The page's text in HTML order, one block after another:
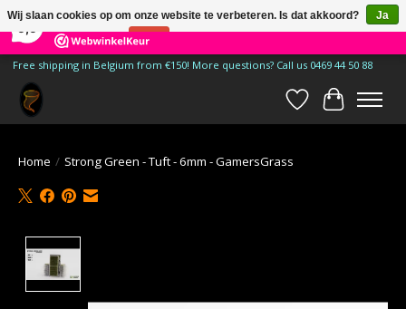
185 Reviews ×
Free shipping in Belgium from €150! More questions? Call us 0469 44 50 88
Verlanglijst
Home / Strong Green - Tuft - 6mm - GamersGrass
Wij slaan cookies op om onze website te verbeteren. Is dat akkoord?
Ja
Nee